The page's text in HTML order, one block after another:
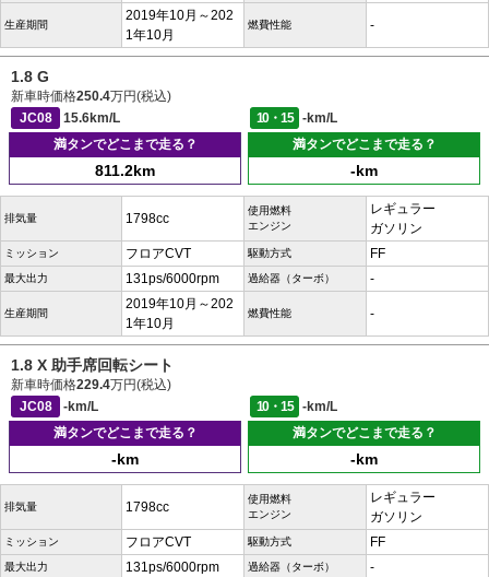
生産期間
2019年10月～202
1年10月
燃費性能 -
1.8 G
新車時価格250.4万円(税込)
JC08
15.6km/L 10・15
-km/L
満タンでどこまで走る？
811.2km
満タンでどこまで走る？
-km
排気量 1798cc
使用燃料
エンジン
レギュラー
ガソリン
ミッション フロアCVT 駆動方式 FF
最大出力 131ps/6000rpm 過給器（ターボ） -
生産期間
2019年10月～202
1年10月
燃費性能 -
1.8 X 助手席回転シート
新車時価格229.4万円(税込)
JC08
-km/L 10・15
-km/L
満タンでどこまで走る？
-km
満タンでどこまで走る？
-km
排気量 1798cc
使用燃料
エンジン
レギュラー
ガソリン
ミッション フロアCVT 駆動方式 FF
最大出力 131ps/6000rpm 過給器（ターボ） -